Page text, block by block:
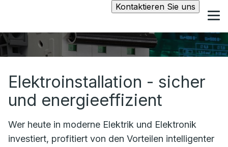
Kontaktieren Sie uns
Elektroinstallation - sicher
und energieeffizient
Wer heute in moderne Elektrik und Elektronik
investiert, profitiert von den Vorteilen intelligenter